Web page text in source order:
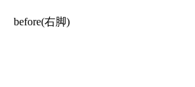
before(右脚)